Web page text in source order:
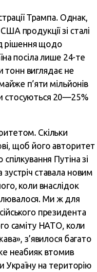
Трампа. Однак,
продукції зі сталі
рішення щодо
посіла лише 24-те
тонн виглядає не
п’яти мільйонів
стосуються 20—25%
Скільки
щоб його авторитет
Путіна зі
ставала новим
коли внаслідок
Ми ж для
президента
саміту НАТО, коли
з’явилося багато
неабияк втомив
Україну на територію